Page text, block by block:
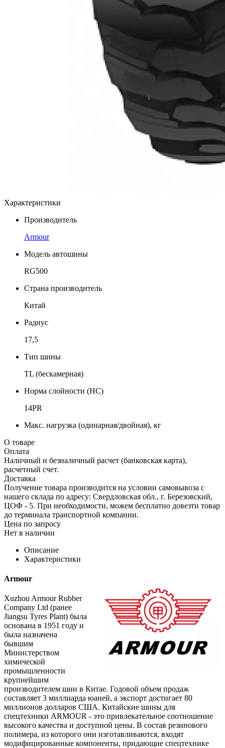
Характеристики
Производитель
Armour
Модель автошины
RG500
Страна производитель
Китай
Радиус
17,5
Тип шины
TL (бескамерная)
Норма слойности (НС)
14PR
Макс. нагрузка (одинарная/двойная), кг
О товаре
Оплата
Наличный и безналичный расчет (банковская карта),
расчетный счет.
Доставка
Получение товара производится на условии самовывоза с
нашего склада по адресу: Свердловская обл., г. Березовский,
ЦОФ - 5. При необходимости, можем бесплатно довезти товар
до терминала транспортной компании.
Цена по запросу
Нет в наличии
Описание
Характеристики
Armour
Xuzhou Armour Rubber
Company Ltd (ранее
Jiangsu Tyres Plant) была
основана в 1951 году и
была назначена
бывшим
Министерством
химической
промышленности
крупнейшим
производителем шин в Китае. Годовой объем продаж
составляет 3 миллиарда юаней, а экспорт достигает 80
миллионов долларов США. Китайские шины для
спецтехники ARMOUR - это привлекательное соотношение
высокого качества и доступной цены. В состав резинового
полимера, из которого они изготавливаются, входят
модифицированные компоненты, придающие спецтехнике